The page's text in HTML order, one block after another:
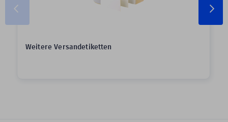
Weitere Versandetiketten